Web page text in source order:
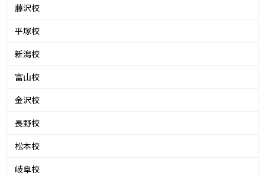
藤沢校
平塚校
新潟校
富山校
金沢校
長野校
松本校
岐阜校